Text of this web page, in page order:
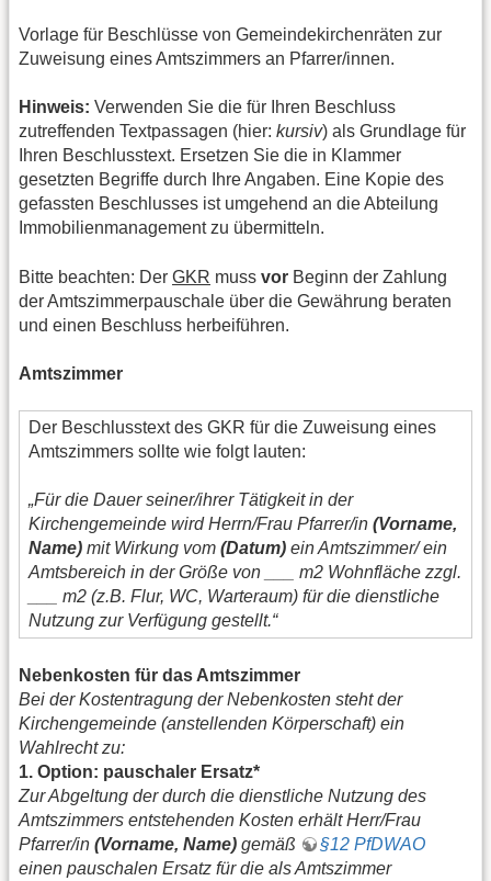
Vorlage für Beschlüsse von Gemeindekirchenräten zur
Zuweisung eines Amtszimmers an Pfarrer/innen.
Hinweis: Verwenden Sie die für Ihren Beschluss
zutreffenden Textpassagen (hier: kursiv) als Grundlage für
Ihren Beschlusstext. Ersetzen Sie die in Klammer
gesetzten Begriffe durch Ihre Angaben. Eine Kopie des
gefassten Beschlusses ist umgehend an die Abteilung
Immobilienmanagement zu übermitteln.
Bitte beachten: Der GKR muss vor Beginn der Zahlung
der Amtszimmerpauschale über die Gewährung beraten
und einen Beschluss herbeiführen.
Amtszimmer
Der Beschlusstext des GKR für die Zuweisung eines
Amtszimmers sollte wie folgt lauten:
„Für die Dauer seiner/ihrer Tätigkeit in der
Kirchengemeinde wird Herrn/Frau Pfarrer/in (Vorname,
Name) mit Wirkung vom (Datum) ein Amtszimmer/ ein
Amtsbereich in der Größe von ___ m2 Wohnfläche zzgl.
___ m2 (z.B. Flur, WC, Warteraum) für die dienstliche
Nutzung zur Verfügung gestellt.“
Nebenkosten für das Amtszimmer
Bei der Kostentragung der Nebenkosten steht der
Kirchengemeinde (anstellenden Körperschaft) ein
Wahlrecht zu:
1. Option: pauschaler Ersatz*
Zur Abgeltung der durch die dienstliche Nutzung des
Amtszimmers entstehenden Kosten erhält Herr/Frau
Pfarrer/in (Vorname, Name) gemäß
§12 PfDWAO
einen pauschalen Ersatz für die als Amtszimmer